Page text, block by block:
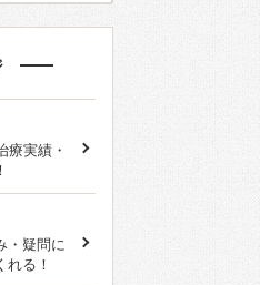
療実績・
・疑問に
れる！